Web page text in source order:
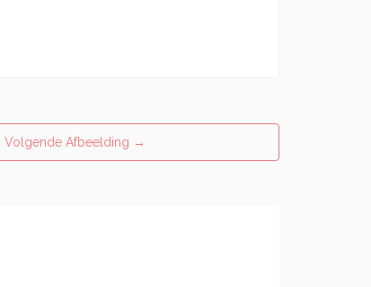
Volgende Afbeelding →